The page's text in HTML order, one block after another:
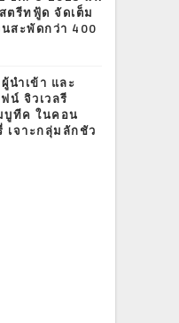
ตรีทฟู้ด จัดเต็ม
สะพัดกว่า 400
ำเข้า และ
น์ จิวเวลรี
บูทีค ในคอน
เจาะกลุ่มลักชัว